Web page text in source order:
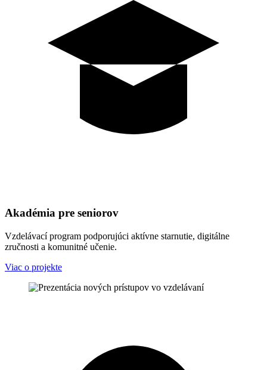
Akadémia pre seniorov
Vzdelávací program podporujúci aktívne starnutie, digitálne
zručnosti a komunitné učenie.
Viac o projekte